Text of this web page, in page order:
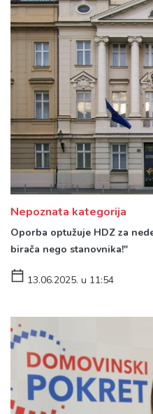
Nepoznata kategorija
Oporba optužuje HDZ za
birača nego stanovnika!"
13.06.2025. u 11:54